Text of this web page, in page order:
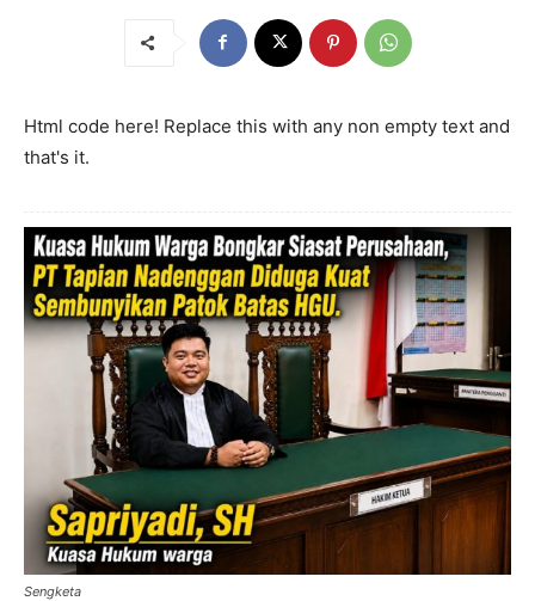
Html code here! Replace this with any non empty text and
that's it.
Sengketa